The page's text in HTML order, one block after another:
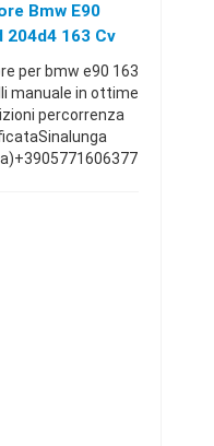
Bmw E90
204d4 163 Cv
per bmw e90 163
manuale in ottime
percorrenza